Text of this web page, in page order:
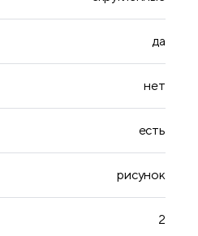
да
нет
есть
рисунок
2